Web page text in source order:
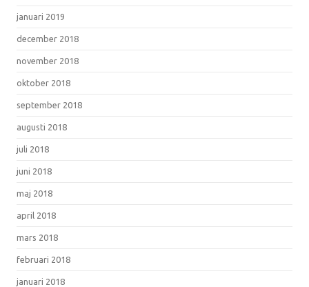
januari 2019
december 2018
november 2018
oktober 2018
september 2018
augusti 2018
juli 2018
juni 2018
maj 2018
april 2018
mars 2018
februari 2018
januari 2018